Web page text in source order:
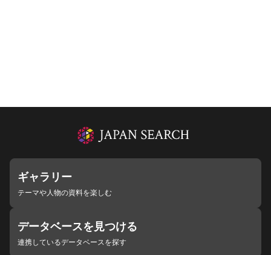
ギャラリー
テーマや人物の資料を楽しむ
データベースを見つける
連携しているデータベースを探す